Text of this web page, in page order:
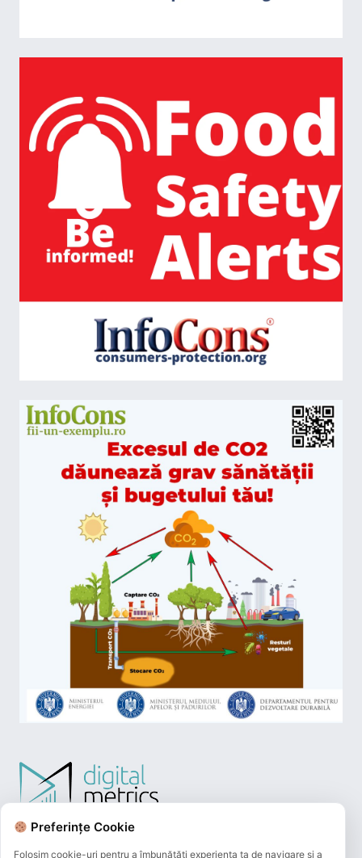
Preferințe Cookie
Folosim cookie-uri pentru a îmbunătăți experiența ta de navigare și a